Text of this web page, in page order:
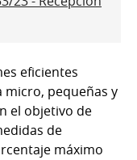
eficientes
pequeñas y
el objetivo de
de
máximo